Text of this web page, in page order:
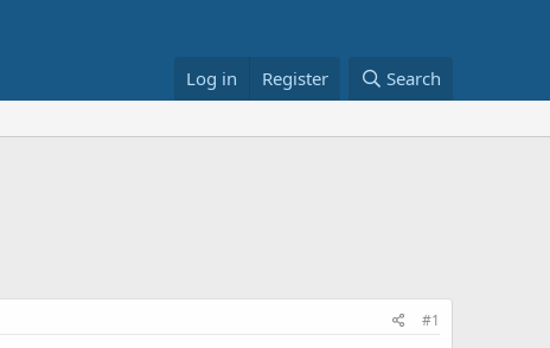
Log in Register Search
#1